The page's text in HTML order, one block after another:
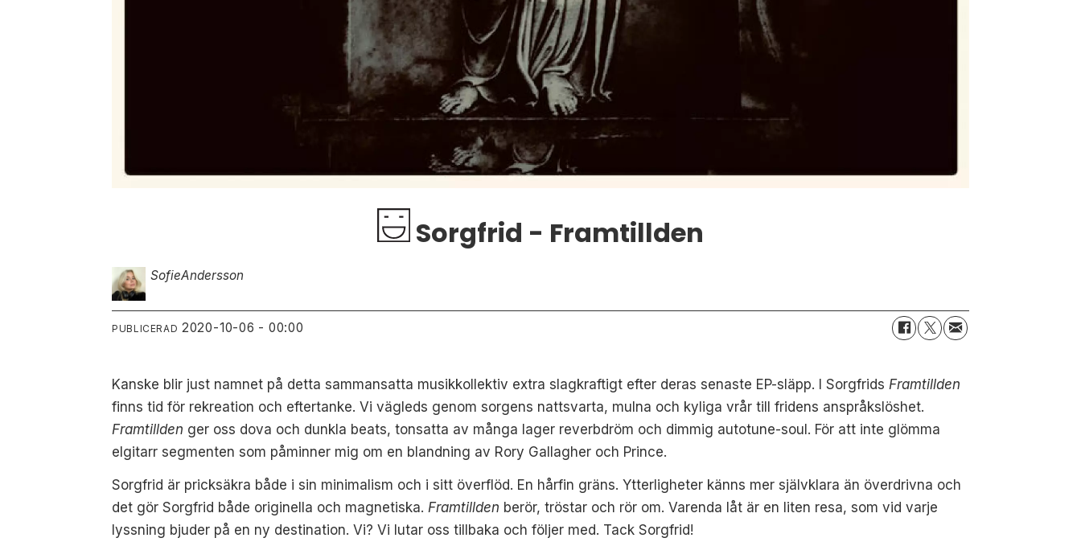
Sorgfrid - Framtillden
SofieAndersson
PUBLICERAD 2020-10-06 - 00:00
Kanske blir just namnet på detta sammansatta musikkollektiv extra slagkraftigt efter deras senaste EP-släpp. I Sorgfrids Framtillden
finns tid för rekreation och eftertanke. Vi vägleds genom sorgens nattsvarta, mulna och kyliga vrår till fridens anspråkslöshet.
Framtillden ger oss dova och dunkla beats, tonsatta av många lager reverbdröm och dimmig autotune-soul. För att inte glömma
elgitarr segmenten som påminner mig om en blandning av Rory Gallagher och Prince.
Sorgfrid är pricksäkra både i sin minimalism och i sitt överflöd. En hårfin gräns. Ytterligheter känns mer självklara än överdrivna och
det gör Sorgfrid både originella och magnetiska.Framtillden berör, tröstar och rör om. Varenda låt är en liten resa, som vid varje
lyssning bjuder på en ny destination. Vi? Vi lutar oss tillbaka och följer med. Tack Sorgfrid!